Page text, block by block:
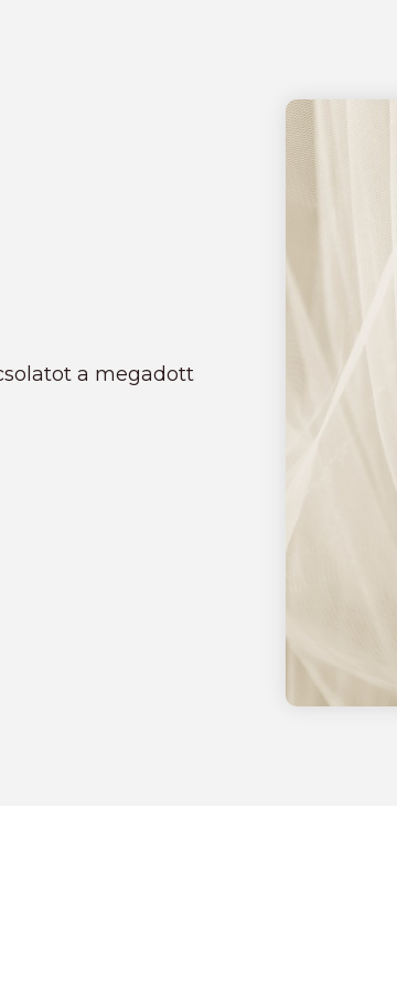
a megadott